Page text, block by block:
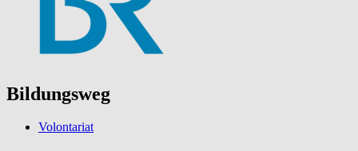
Bildungsweg
Volontariat